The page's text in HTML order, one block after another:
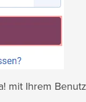
mit Ihrem